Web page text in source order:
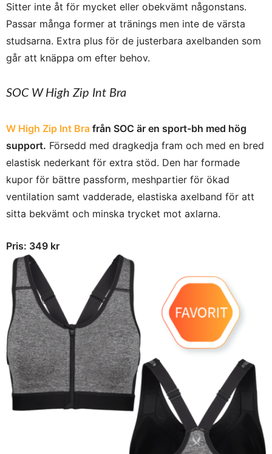
Sitter inte åt för mycket eller obekvämt någonstans.
Passar många former at tränings men inte de värsta
studsarna. Extra plus för de justerbara axelbanden som
går att knäppa om efter behov.
SOC W High Zip Int Bra
W High Zip Int Bra från SOC är en sport-bh med hög
support. Försedd med dragkedja fram och med en bred
elastisk nederkant för extra stöd. Den har formade
kupor för bättre passform, meshpartier för ökad
ventilation samt vadderade, elastiska axelband för att
sitta bekvämt och minska trycket mot axlarna.
Pris: 349 kr